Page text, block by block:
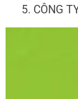
CÔNG